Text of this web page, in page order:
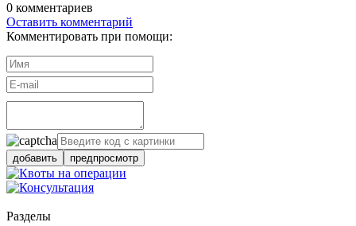
0 комментариев
Оставить комментарий
Комментировать при помощи:
добавить предпросмотр
Разделы